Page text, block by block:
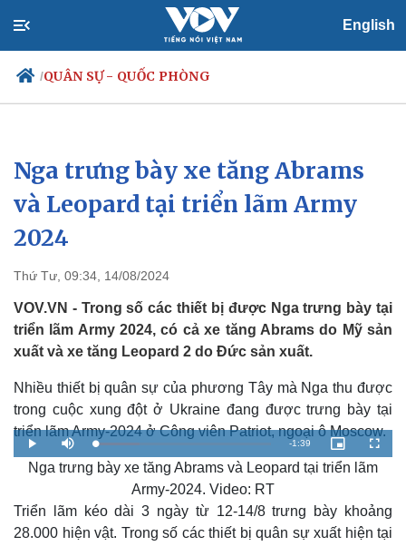
English
/QUÂN SỰ - QUỐC PHÒNG
Chính trị
Đảng
Tổ chức nhân sự
Quốc hội
Xã hội
Tin 24h
Dự báo thời tiết
Nga trưng bày xe tăng Abrams
và Leopard tại triển lãm Army
2024
Thứ Tư, 09:34, 14/08/2024
VOV.VN - Trong số các thiết bị được Nga trưng bày tại
triển lãm Army 2024, có cả xe tăng Abrams do Mỹ sản
xuất và xe tăng Leopard 2 do Đức sản xuất.
Nhiều thiết bị quân sự của phương Tây mà Nga thu được
trong cuộc xung đột ở Ukraine đang được trưng bày tại
triển lãm Army-2024 ở Công viên Patriot, ngoại ô Moscow.
P
l
a
y
M
u
t
e
L
o
a
d
2
5
R
e
-1:39
P
i
c
t
n
-
F
u
l
l
e
n
Nga trưng bày xe tăng Abrams và Leopard tại triển lãm
Army-2024. Video: RT
Triển lãm kéo dài 3 ngày từ 12-14/8 trưng bày khoảng
28.000 hiện vật. Trong số các thiết bị quân sự xuất hiện tại